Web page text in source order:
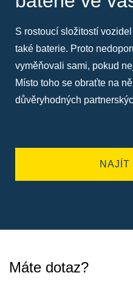
S rostoucí složitostí
také baterie. Proto
vyměňovali sami, pokud
Místo toho se obraťte na
důvěryhodných
NAJÍT
Máte dotaz?